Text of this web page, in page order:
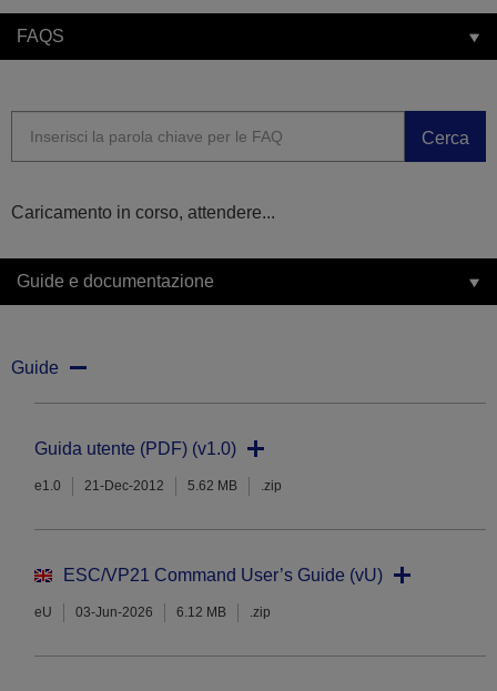
FAQS
Cerca
Caricamento in corso, attendere...
Guide e documentazione
Guide
Guida utente (PDF) (v1.0)
e1.0 21-Dec-2012 5.62 MB .zip
ESC/VP21 Command User’s Guide (vU)
eU 03-Jun-2026 6.12 MB .zip